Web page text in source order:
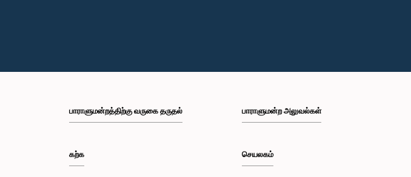
பாராளுமன்றத்திற்கு வருகை தருதல்
கற்க
பாராளுமன்ற அலுவல்கள்
செயலகம்